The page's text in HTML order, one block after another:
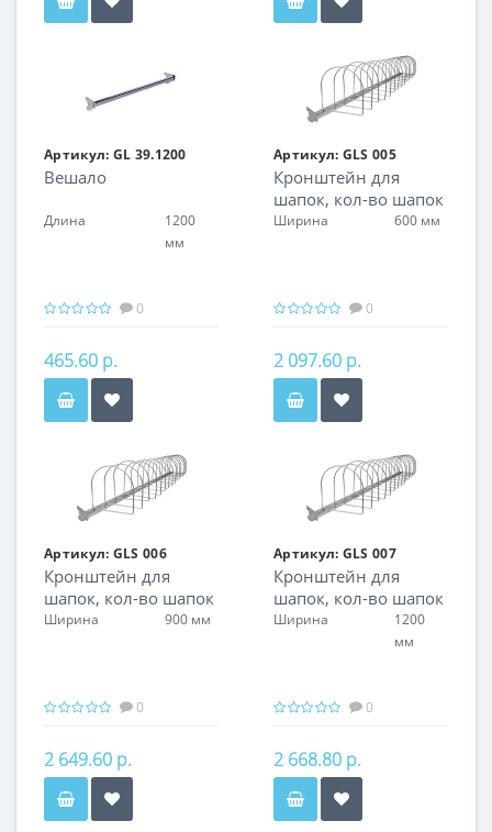
Артикул: GL 39.1200
Вешало
Длина
1200
мм
0
465.60 р.
Артикул: GLS 005
Кронштейн для
шапок, кол-во шапок
7 шт
Ширина 600 мм
0
2 097.60 р.
Артикул: GLS 006
Кронштейн для
шапок, кол-во шапок
11 шт
Ширина 900 мм
0
2 649.60 р.
Артикул: GLS 007
Кронштейн для
шапок, кол-во шапок
15 шт
Ширина
1200
мм
0
2 668.80 р.